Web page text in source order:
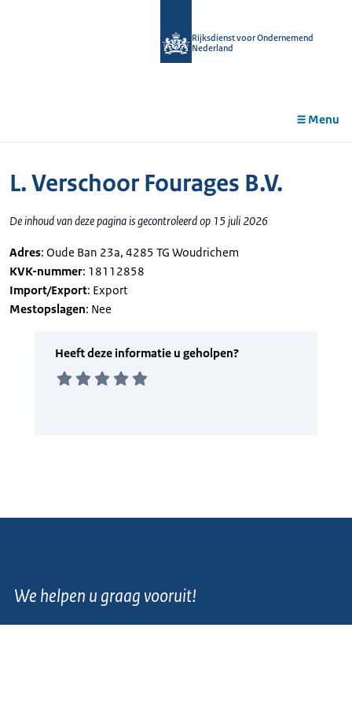
Rijksdienst voor Ondernemend
Nederland
Menu
L. Verschoor Fourages B.V.
De inhoud van deze pagina is gecontroleerd op 15 juli 2026
Adres: Oude Ban 23a, 4285 TG Woudrichem
KVK-nummer: 18112858
Import/Export: Export
Mestopslagen: Nee
We helpen u graag vooruit!